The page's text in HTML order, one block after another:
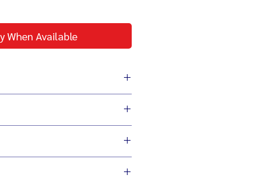
When Available
หยัดต้นทุน สู้เศรษฐกิจ
ลดเกรดวัสดุผลิต
850 วัตต์
28,000 รอบ/นาที